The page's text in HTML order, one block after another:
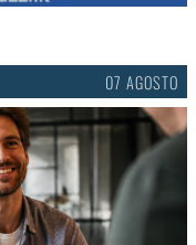
07 AGOSTO